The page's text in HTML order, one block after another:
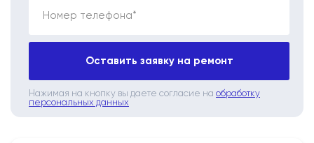
Номер телефона*
Оставить заявку на ремонт
Нажимая на кнопку вы даете согласие на обработку
персональных данных